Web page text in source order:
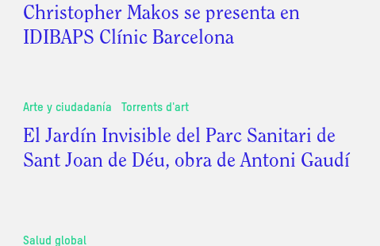
Christopher Makos se presenta en
IDIBAPS Clínic Barcelona
Arte y ciudadanía Torrents d'art
El Jardín Invisible del Parc Sanitari de
Sant Joan de Déu, obra de Antoni Gaudí
Salud global